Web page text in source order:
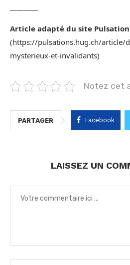
Article adapté du site Pulsation
(https://pulsations.hug.ch/article/
mysterieux-et-invalidants)
Notez cet
PARTAGER Facebook
LAISSEZ UN